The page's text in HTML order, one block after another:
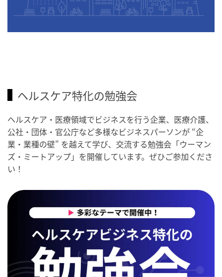
ヘルスケア特化の勉強会
ヘルスケア・医療領域でビジネスを行う企業、医療介護、
公社・団体・官公庁など多様なビジネスパーソンが “企
業・業種の壁” を越えて学び、交流する勉強会「ウーマン
ズ・ミートアップ」を開催しています。ぜひご参加くださ
い！